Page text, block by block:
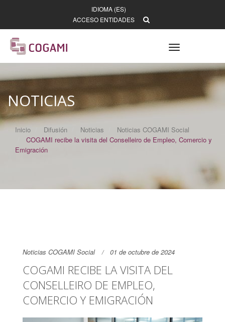
IDIOMA (ES)
ACCESO ENTIDADES
Toggle
navigation
NOTICIAS
Inicio Difusión Noticias
Noticias COGAMI Social
COGAMI recibe la visita del Conselleiro de Empleo, Comercio y
Emigración
Noticias COGAMI Social 01 de octubre de 2024
COGAMI RECIBE LA VISITA DEL
CONSELLEIRO DE EMPLEO,
COMERCIO Y EMIGRACIÓN